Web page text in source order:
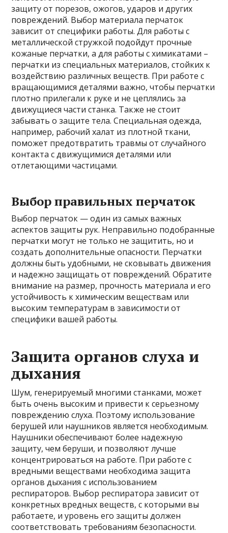
защиту от порезов, ожогов, ударов и других
повреждений. Выбор материала перчаток
зависит от специфики работы. Для работы с
металлической стружкой подойдут прочные
кожаные перчатки, а для работы с химикатами –
перчатки из специальных материалов, стойких к
воздействию различных веществ. При работе с
вращающимися деталями важно, чтобы перчатки
плотно прилегали к руке и не цеплялись за
движущиеся части станка. Также не стоит
забывать о защите тела. Специальная одежда,
например, рабочий халат из плотной ткани,
поможет предотвратить травмы от случайного
контакта с движущимися деталями или
отлетающими частицами.
Выбор правильных перчаток
Выбор перчаток — один из самых важных
аспектов защиты рук. Неправильно подобранные
перчатки могут не только не защитить, но и
создать дополнительные опасности. Перчатки
должны быть удобными, не сковывать движения
и надежно защищать от повреждений. Обратите
внимание на размер, прочность материала и его
устойчивость к химическим веществам или
высоким температурам в зависимости от
специфики вашей работы.
Защита органов слуха и
дыхания
Шум, генерируемый многими станками, может
быть очень высоким и привести к серьезному
повреждению слуха. Поэтому использование
берушей или наушников является необходимым.
Наушники обеспечивают более надежную
защиту, чем беруши, и позволяют лучше
концентрироваться на работе. При работе с
вредными веществами необходима защита
органов дыхания с использованием
респираторов. Выбор респиратора зависит от
конкретных вредных веществ, с которыми вы
работаете, и уровень его защиты должен
соответствовать требованиям безопасности.